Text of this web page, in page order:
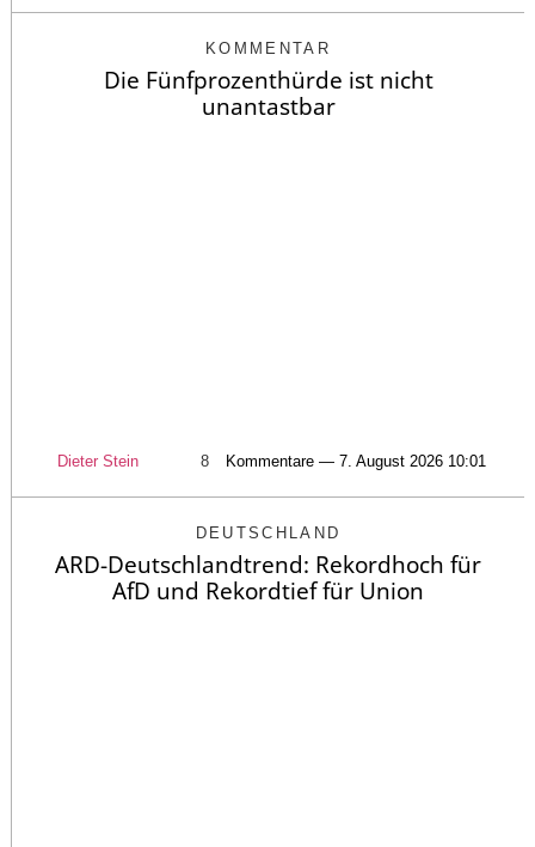
KOMMENTAR
Die Fünfprozenthürde ist nicht
unantastbar
Dieter Stein 8 Kommentare — 7. August 2026 10:01
DEUTSCHLAND
ARD-Deutschlandtrend: Rekordhoch für
AfD und Rekordtief für Union